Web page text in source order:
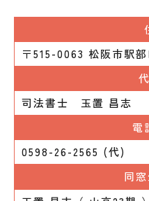
〒515-0063 松阪市駅
司法書士 玉置 昌志
電
0598-26-2565 (代)
同